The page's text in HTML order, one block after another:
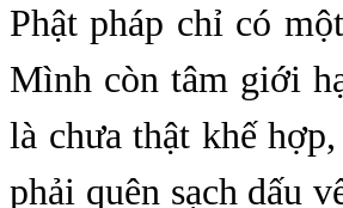
Phật pháp chỉ có
Mình còn tâm giới
là chưa thật khế
phải quên sạch dấu